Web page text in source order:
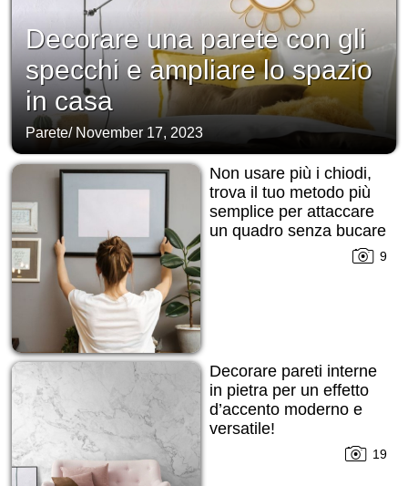
Decorare una parete con gli
specchi e ampliare lo spazio
in casa
Parete/ November 17, 2023
Non usare più i chiodi,
trova il tuo metodo più
semplice per attaccare
un quadro senza bucare
9
Decorare pareti interne
in pietra per un effetto
d’accento moderno e
versatile!
19